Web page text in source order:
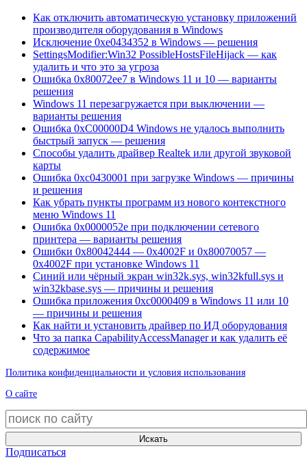
Как отключить автоматическую установку приложений
производителя оборудования в Windows
Исключение 0xe0434352 в Windows — решения
SettingsModifier:Win32 PossibleHostsFileHijack — как
удалить и что это за угроза
Ошибка 0x80072ee7 в Windows 11 и 10 — варианты
решения
Windows 11 перезагружается при выключении —
варианты решения
Ошибка 0xC00000D4 Windows не удалось выполнить
быстрый запуск — решения
Способы удалить драйвер Realtek или другой звуковой
карты
Ошибка 0xc0430001 при загрузке Windows — причины
и решения
Как убрать пункты программ из нового контекстного
меню Windows 11
Ошибка 0x0000052e при подключении сетевого
принтера — варианты решения
Ошибки 0x80042444 — 0x4002F и 0x80070057 —
0x4002F при установке Windows 11
Синий или чёрный экран win32k.sys, win32kfull.sys и
win32kbase.sys — причины и решения
Ошибка приложения 0xc0000409 в Windows 11 или 10
— причины и решения
Как найти и установить драйвер по ИД оборудования
Что за папка CapabilityAccessManager и как удалить её
содержимое
Политика конфиденциальности и условия использования
О сайте
Искать
Подписаться